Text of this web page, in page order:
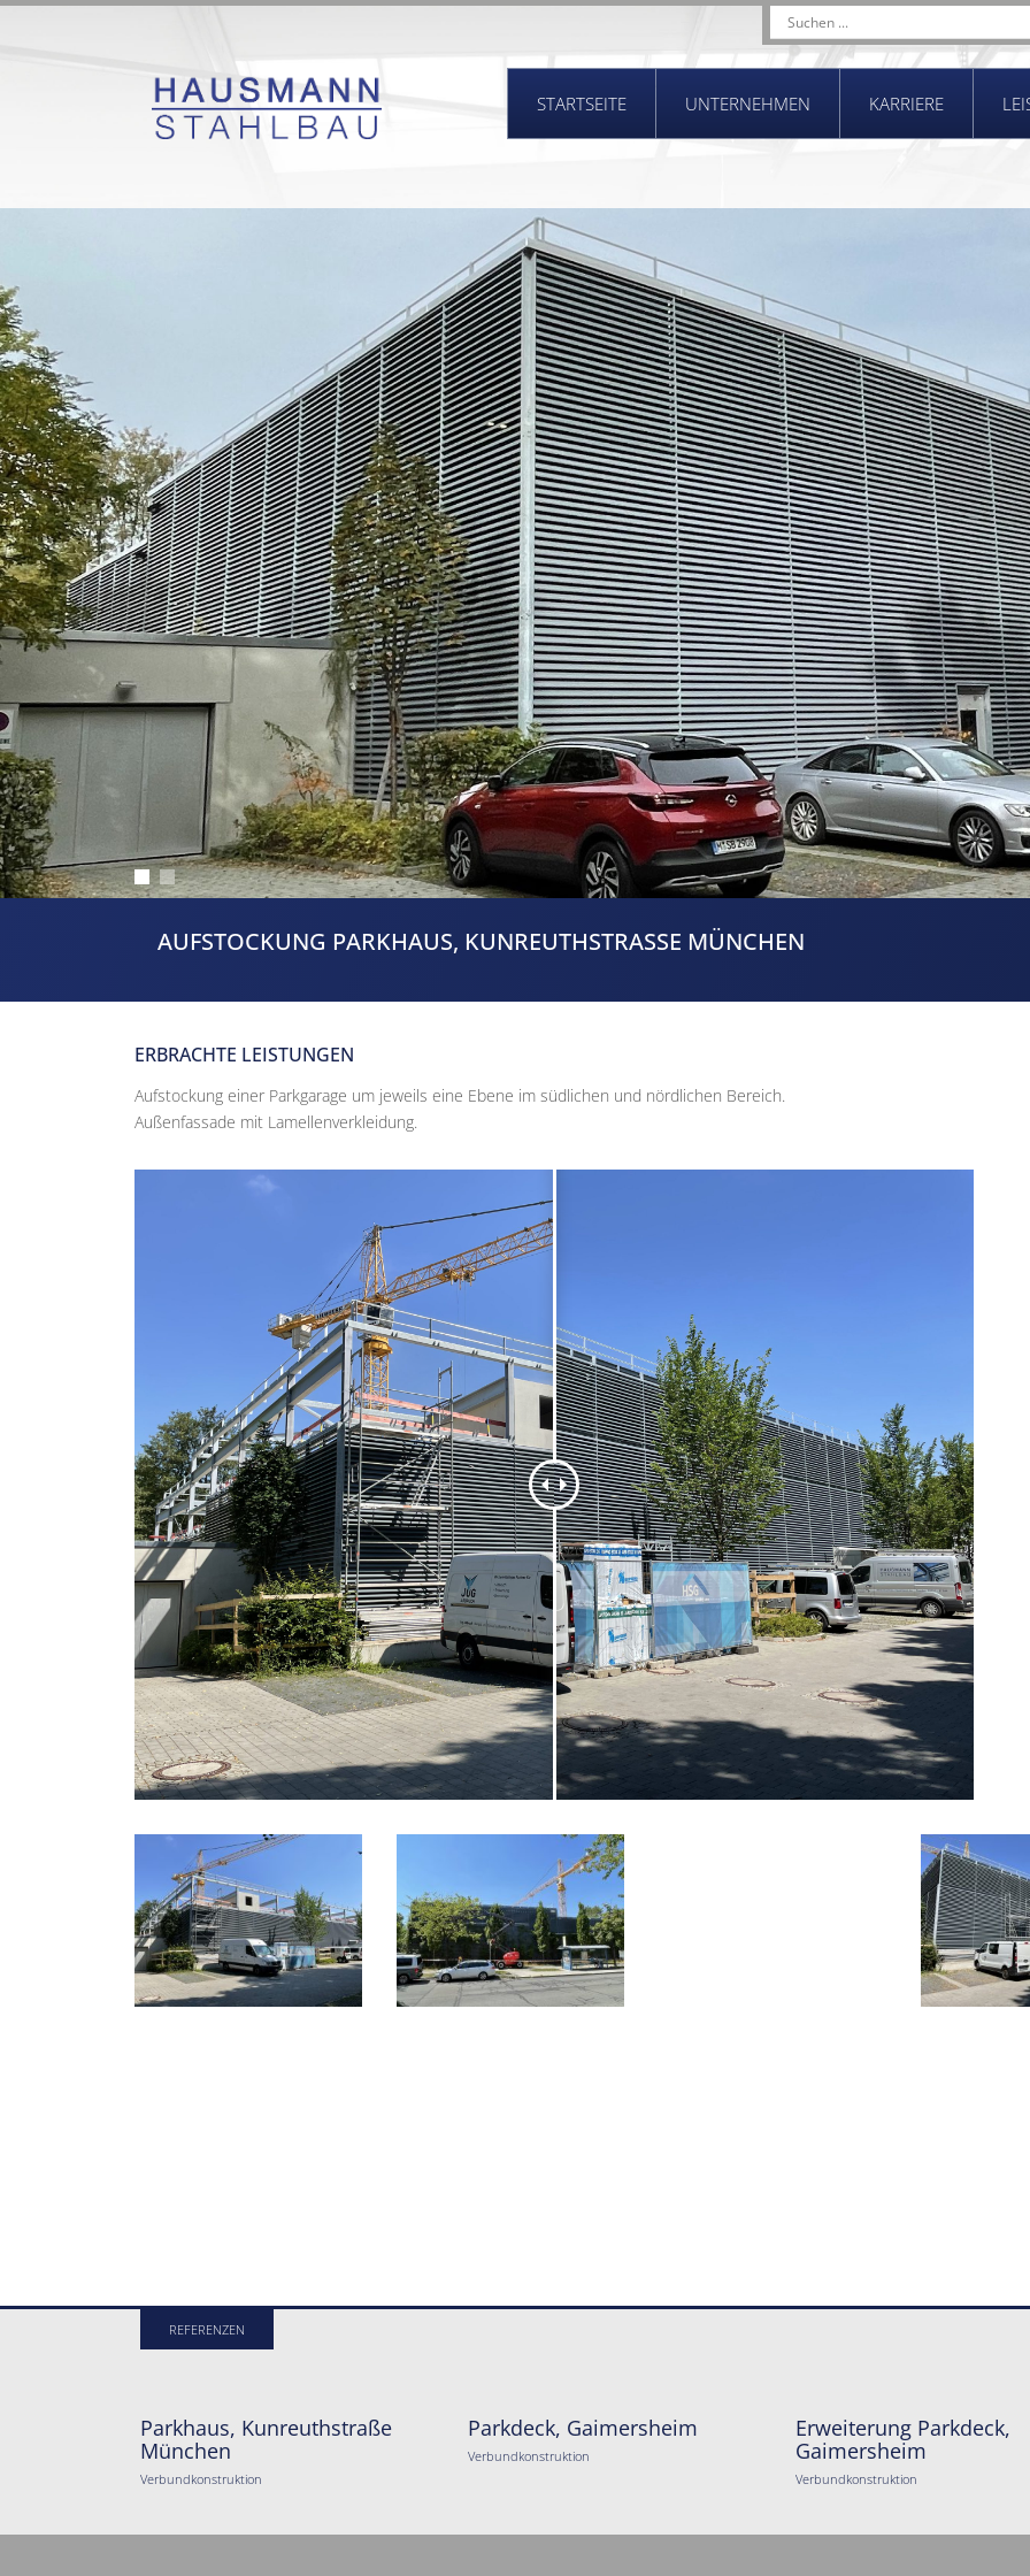
STARTSEITE UNTERNEHMEN KARRIERE
AUFSTOCKUNG PARKHAUS, KUNREUTHSTRASSE MÜNCHEN
ERBRACHTE LEISTUNGEN
Aufstockung einer Parkgarage um jeweils eine Ebene im südlichen und nördlichen Bereich.
Außenfassade mit Lamellenverkleidung.
REFERENZEN
Parkhaus, Kunreuthstraße
München
Verbundkonstruktion
Parkdeck, Gaimersheim
Verbundkonstruktion
Erweiterung Parkdeck,
Gaimersheim
Verbundkonstruktion